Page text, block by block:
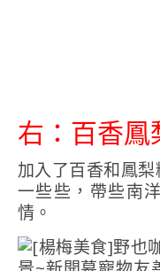
右：百香鳳
加入了百香和鳳
一些些，帶些南
情。